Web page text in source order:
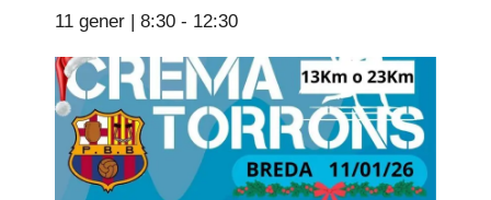
11 gener | 8:30 - 12:30